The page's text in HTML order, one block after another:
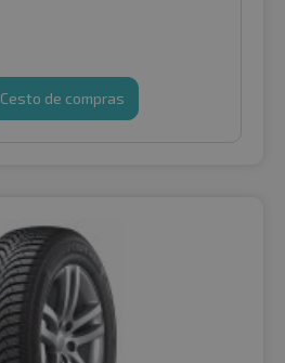
Cesto de compras